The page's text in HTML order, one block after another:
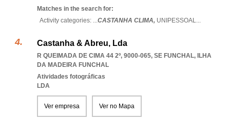
Matches in the search for:
Activity categories: ...CASTANHA CLIMA, UNIPESSOAL...
Castanha & Abreu, Lda
R QUEIMADA DE CIMA 44 2º, 9000-065, SE FUNCHAL, ILHA
DA MADEIRA FUNCHAL
Atividades fotográficas
LDA
Ver empresa Ver no Mapa